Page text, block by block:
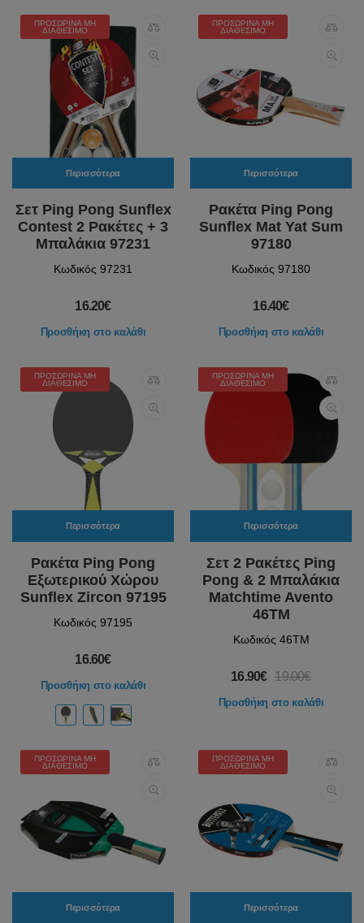
ΠΡΟΣΩΡΙΝΆ ΜΗ
ΔΙΑΘΈΣΙΜΟ
Περισσότερα
Σετ Ping Pong Sunflex
Contest 2 Ρακέτες + 3
Μπαλάκια 97231
Κωδικός 97231
16.20€
Προσθήκη στο καλάθι
ΠΡΟΣΩΡΙΝΆ ΜΗ
ΔΙΑΘΈΣΙΜΟ
Περισσότερα
Ρακέτα Ping Pong
Sunflex Mat Yat Sum
97180
Κωδικός 97180
16.40€
Προσθήκη στο καλάθι
ΠΡΟΣΩΡΙΝΆ ΜΗ
ΔΙΑΘΈΣΙΜΟ
Περισσότερα
Ρακέτα Ping Pong
Εξωτερικού Χώρου
Sunflex Zircon 97195
Κωδικός 97195
16.60€
Προσθήκη στο καλάθι
ΠΡΟΣΩΡΙΝΆ ΜΗ
ΔΙΑΘΈΣΙΜΟ
Περισσότερα
Σετ 2 Ρακέτες Ping
Pong & 2 Μπαλάκια
Matchtime Avento
46TM
Κωδικός 46TM
16.90€ 19.00€
Προσθήκη στο καλάθι
ΠΡΟΣΩΡΙΝΆ ΜΗ
ΔΙΑΘΈΣΙΜΟ
Περισσότερα
ΠΡΟΣΩΡΙΝΆ ΜΗ
ΔΙΑΘΈΣΙΜΟ
Περισσότερα